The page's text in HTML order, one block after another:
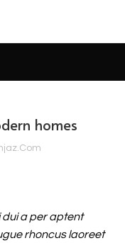
homes
dui a per aptent
rhoncus laoreet